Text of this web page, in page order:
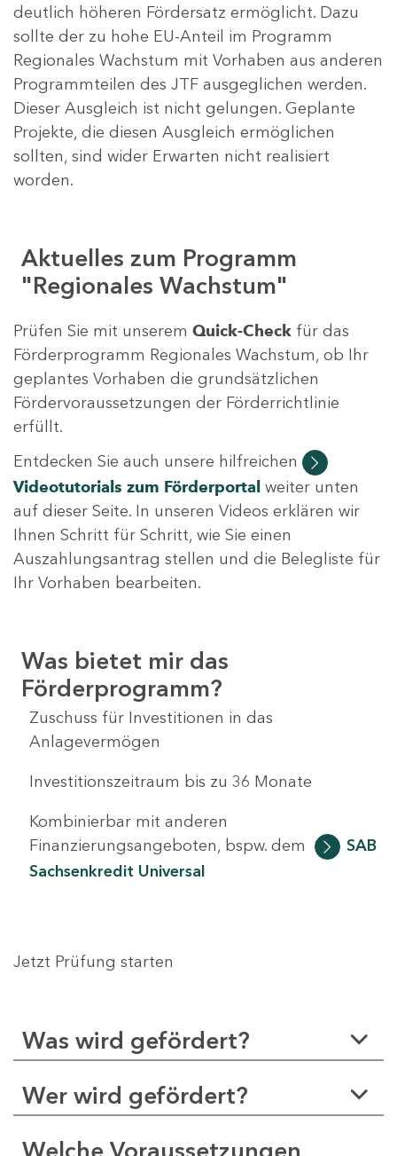
deutlich höheren Fördersatz ermöglicht. Dazu
sollte der zu hohe EU-Anteil im Programm
Regionales Wachstum mit Vorhaben aus anderen
Programmteilen des JTF ausgeglichen werden.
Dieser Ausgleich ist nicht gelungen. Geplante
Projekte, die diesen Ausgleich ermöglichen
sollten, sind wider Erwarten nicht realisiert
worden.
Aktuelles zum Programm
"Regionales Wachstum"
Prüfen Sie mit unserem Quick-Check für das
Förderprogramm Regionales Wachstum, ob Ihr
geplantes Vorhaben die grundsätzlichen
Fördervoraussetzungen der Förderrichtlinie
erfüllt.
Entdecken Sie auch unsere hilfreichen
Videotutorials zum Förderportal weiter unten
auf dieser Seite. In unseren Videos erklären wir
Ihnen Schritt für Schritt, wie Sie einen
Auszahlungsantrag stellen und die Belegliste für
Ihr Vorhaben bearbeiten.
Was bietet mir das
Förderprogramm?
Zuschuss für Investitionen in das
Anlagevermögen
Investitionszeitraum bis zu 36 Monate
Kombinierbar mit anderen
Finanzierungsangeboten, bspw. dem
SAB
Sachsenkredit Universal
Jetzt Prüfung starten
Was wird gefördert?
Wer wird gefördert?
Welche Voraussetzungen